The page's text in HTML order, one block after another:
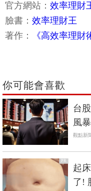
官方網站： 效率理財
臉書： 效率理財王
著作：
《高效率理財
你可能會喜歡
台
風
觀點新
PR
起
了!